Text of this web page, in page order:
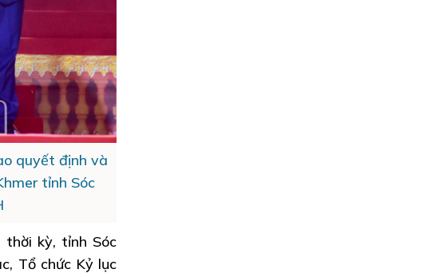
quyết định và
tỉnh Sóc
kỳ, tỉnh Sóc
Tổ chức Kỷ lục